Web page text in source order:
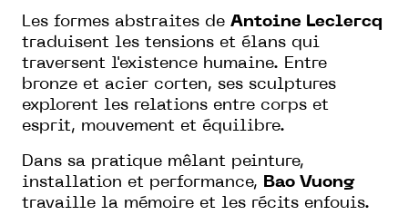
Les formes abstraites de Antoine Leclercq
traduisent les tensions et élans qui
traversent l'existence humaine. Entre
bronze et acier corten, ses sculptures
explorent les relations entre corps et
esprit, mouvement et équilibre.
Dans sa pratique mêlant peinture,
installation et performance,
Bao Vuong
travaille la mémoire et les récits enfouis.